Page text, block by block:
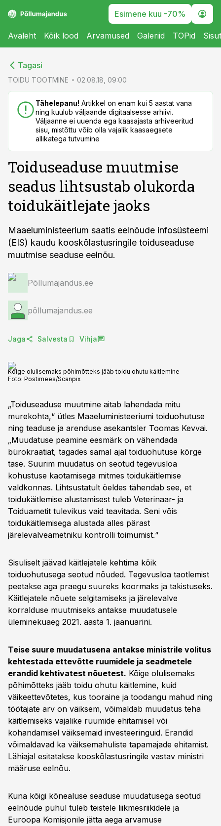
Esimene kuu -70%
Avaleht Kõik lood Arvamused Galeriid TOPid
Tagasi
TOIDU TOOTMINE 02.08.18, 09:00
Tähelepanu! Artikkel on enam kui 5 aastat vana
ning kuulub väljaande digitaalsesse arhiivi.
Väljaanne ei uuenda ega kaasajasta arhiveeritud
sisu, mistõttu võib olla vajalik kaasaegsete
allikatega tutvumine
Toiduseaduse muutmise
seadus lihtsustab olukorda
toidukäitlejate jaoks
Maaeluministeerium saatis eelnõude infosüsteemi
(EIS) kaudu kooskõlastusringile toiduseaduse
muutmise seaduse eelnõu.
Põllumajandus.ee
põllumajandus.ee
Jaga Salvesta Vihja
Kõige olulisemaks põhimõtteks jääb toidu ohutu käitlemine
Foto: Postimees/Scanpix
„Toiduseaduse muutmine aitab lahendada mitu
murekohta,“ ütles Maaeluministeeriumi toiduohutuse
ning teaduse ja arenduse asekantsler Toomas Kevvai.
„Muudatuse peamine eesmärk on vähendada
bürokraatiat, tagades samal ajal toiduohutuse kõrge
tase. Suurim muudatus on seotud tegevusloa
kohustuse kaotamisega mitmes toidukäitlemise
valdkonnas. Lihtsustatult öeldes tähendab see, et
toidukäitlemise alustamisest tuleb Veterinaar- ja
Toiduametit tulevikus vaid teavitada. Seni võis
toidukäitlemisega alustada alles pärast
järelevalveametniku kontrolli toimumist.“
Sisuliselt jäävad käitlejatele kehtima kõik
toiduohutusega seotud nõuded. Tegevusloa taotlemist
peetakse aga praegu suureks koormaks ja takistuseks.
Käitlejatele nõuete selgitamiseks ja järelevalve
korralduse muutmiseks antakse muudatusele
üleminekuaeg 2021. aasta 1. jaanuarini.
Teise suure muudatusena antakse ministrile volitus
kehtestada ettevõtte ruumidele ja seadmetele
erandid kehtivatest nõuetest. Kõige olulisemaks
põhimõtteks jääb toidu ohutu käitlemine, kuid
väikeettevõtetes, kus tooraine ja toodangu mahud ning
töötajate arv on väiksem, võimaldab muudatus teha
käitlemiseks vajalike ruumide ehitamisel või
kohandamisel väiksemaid investeeringuid. Erandid
võimaldavad ka väiksemahuliste tapamajade ehitamist.
Lähiajal esitatakse kooskõlastusringile vastav ministri
määruse eelnõu.
Kuna kõigi kõnealuse seaduse muudatusega seotud
eelnõude puhul tuleb teistele liikmesriikidele ja
Euroopa Komisjonile jätta aega arvamuse